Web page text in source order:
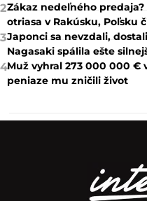
2Zákaz nedeľného predaja?
otriasa v Rakúsku, Poľsku
3Japonci sa nevzdali,
Nagasaki spálila ešte
4Muž vyhral 273 000 000 €
peniaze mu zničili život